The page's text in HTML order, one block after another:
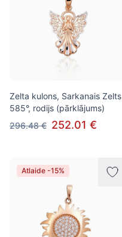
Zelta kulons, Sarkanais Zelts
585°, rodijs (pārklājums)
296.48 € 252.01 €
Atlaide -15%